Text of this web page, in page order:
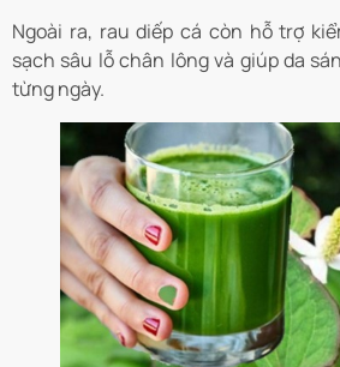
Ngoài ra, rau diếp cá còn hỗ trợ
sạch sâu lỗ chân lông và giúp da
từng ngày.